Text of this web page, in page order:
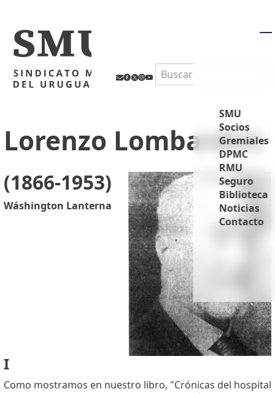
Search
SMU
Socios
Gremiales
DPMC
RMU
Seguro
Biblioteca
Noticias
Contacto
Lorenzo Lombardini
(1866-1953)
Wáshington Lanterna
I
Como mostramos en nuestro libro, "Crónicas del hospital